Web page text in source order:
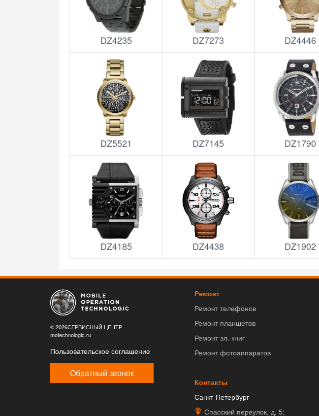
DZ4235 DZ7273 DZ4446
DZ5521 DZ7145 DZ1790
DZ4185 DZ4438 DZ1902
© 2026СЕРВИСНЫЙ ЦЕНТР
motechnologic.ru
Пользовательское соглашение
Обратный звонок
Ремонт
Ремонт телефонов
Ремонт планшетов
Ремонт эл. книг
Ремонт фотоаппаратов
Контакты
Санкт-Петербург
Спасский переулок, д. 5;